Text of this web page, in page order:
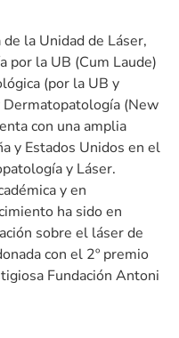
la Unidad de Láser,
por la UB (Cum Laude)
(por la UB y
Dermatopatología (New
con una amplia
y Estados Unidos en el
y Láser.
y en
ha sido en
sobre el láser de
con el 2º premio
Fundación Antoni